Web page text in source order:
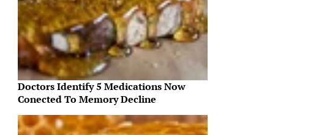
Doctors Identify 5 Medications Now
Conected To Memory Decline